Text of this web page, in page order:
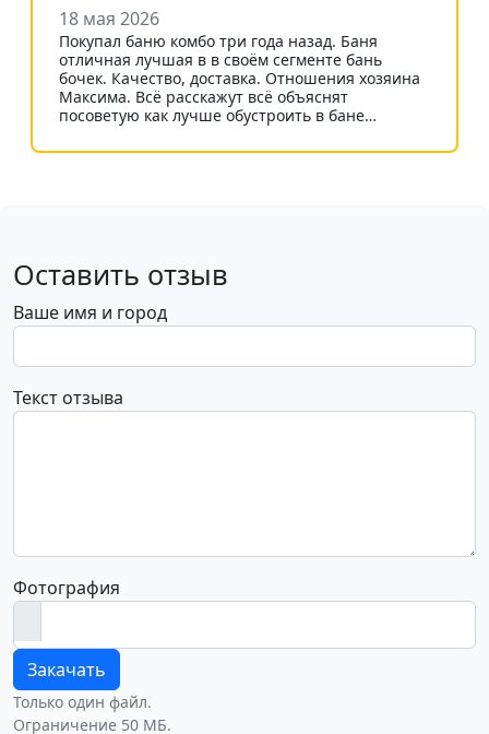
18 мая 2026
Покупал баню комбо три года назад. Баня
отличная лучшая в в своём сегменте бань
бочек. Качество, доставка. Отношения хозяина
Максима. Всё расскажут всё объяснят
посоветую как лучше обустроить в бане…
Оставить отзыв
Ваше имя и город
Текст отзыва
Фотография
Закачать
Только один файл.
Ограничение 50 МБ.